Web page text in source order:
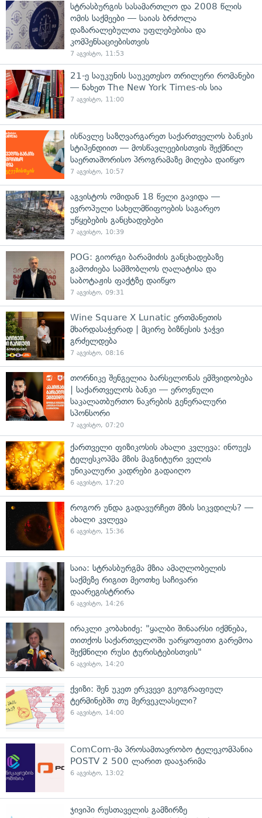
სტრასბურგის სასამართლო და 2008 წლის
ომის საქმეები — საიას ბრძოლა
დაზარალებულთა უფლებებისა და
კომპენსაციებისთვის
7 აგვისტო, 11:53
21-ე საუკუნის საუკეთესო თრილერი რომანები
— ნახეთ The New York Times-ის სია
7 აგვისტო, 11:00
ისწავლე საზღვარგარეთ საქართველოს ბანკის
სტიპენდიით — მოსწავლეებისთვის შექმნილ
საერთაშორისო პროგრამაზე მიღება დაიწყო
7 აგვისტო, 10:57
აგვისტოს ომიდან 18 წელი გავიდა —
ევროპული სახელმწიფოების საგარეო
უწყებების განცხადებები
7 აგვისტო, 10:39
POG: გიორგი ბარამიძის განცხადებაზე
გამოძიება სამშობლოს ღალატისა და
საბოტაჟის ფაქტზე დაიწყო
7 აგვისტო, 09:31
Wine Square X Lunatic ერთმანეთის
მხარდასაჭერად | მცირე ბიზნესის ჯაჭვი
გრძელდება
7 აგვისტო, 08:16
თორნიკე შენგელია ბარსელონას ემშვიდობება
| საქართველოს ბანკი — ეროვნული
საკალათბურთო ნაკრების გენერალური
სპონსორი
7 აგვისტო, 07:20
ქართველი ფიზიკოსის ახალი კვლევა: ინოუეს
ტელესკოპმა მზის მაგნიტური ველის
უნიკალური კადრები გადაიღო
6 აგვისტო, 17:20
როგორ უნდა გადავურჩეთ მზის სიკვდილს? —
ახალი კვლევა
6 აგვისტო, 15:36
საია: სტრასბურგმა მზია ამაღლობელის
საქმეზე რიგით მეოთხე საჩივარი
დაარეგისტრირა
6 აგვისტო, 14:26
ირაკლი კობახიძე: "ყალბი შინაარსი იქმნება,
თითქოს საქართველოში უარყოფითი გარემოა
შექმნილი რუსი ტურისტებისთვის"
6 აგვისტო, 14:20
ქვიზი: შენ უკეთ ერკვევი გეოგრაფიულ
ტერმინებში თუ მერვეკლასელი?
6 აგვისტო, 14:00
ComCom-მა პროსამთავრობო ტელეკომპანია
POSTV 2 500 ლარით დააჯარიმა
6 აგვისტო, 13:02
ჯივიპი რუსთაველის გამზირზე